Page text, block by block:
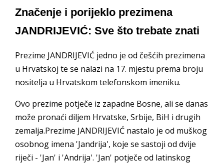
Značenje i porijeklo prezimena
JANDRIJEVIĆ: Sve što trebate znati
Prezime JANDRIJEVIĆ jedno je od češćih prezimena
u Hrvatskoj te se nalazi na 17. mjestu prema broju
nositelja u Hrvatskom telefonskom imeniku.
Ovo prezime potječe iz zapadne Bosne, ali se danas
može pronaći diljem Hrvatske, Srbije, BiH i drugih
zemalja.Prezime JANDRIJEVIĆ nastalo je od muškog
osobnog imena 'Jandrija', koje se sastoji od dvije
riječi - 'Jan' i 'Andrija'. 'Jan' potječe od latinskog